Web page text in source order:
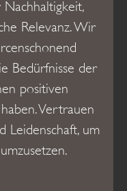
Relevanz. Wir
Bedürfnisse der
positiven
Vertrauen
Leidenschaft, um